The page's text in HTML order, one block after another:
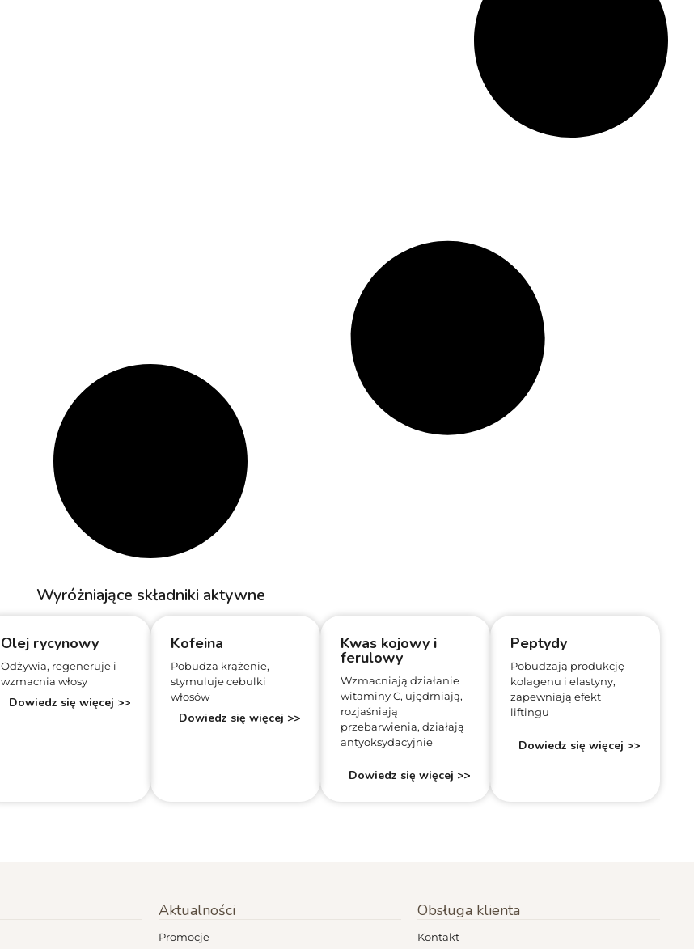
Wyróżniające składniki aktywne
Olej rycynowy
Odżywia, regeneruje i
wzmacnia włosy
Dowiedz się więcej >>
Kofeina
Pobudza krążenie,
stymuluje cebulki
włosów
Dowiedz się więcej >>
Kwas kojowy i
ferulowy
Wzmacniają działanie
witaminy C, ujędrniają,
rozjaśniają
przebarwienia, działają
antyoksydacyjnie
Dowiedz się więcej >>
Peptydy
Pobudzają produkcję
kolagenu i elastyny,
zapewniają efekt
liftingu
Dowiedz się więcej >>
Aktualności
Promocje
Obsługa klienta
Kontakt